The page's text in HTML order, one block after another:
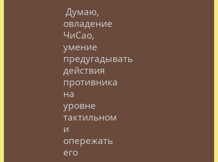
Думаю,
овладение
ЧиСао,
умение
предугадывать
действия
противника
на
уровне
тактильном
и
опережать
его